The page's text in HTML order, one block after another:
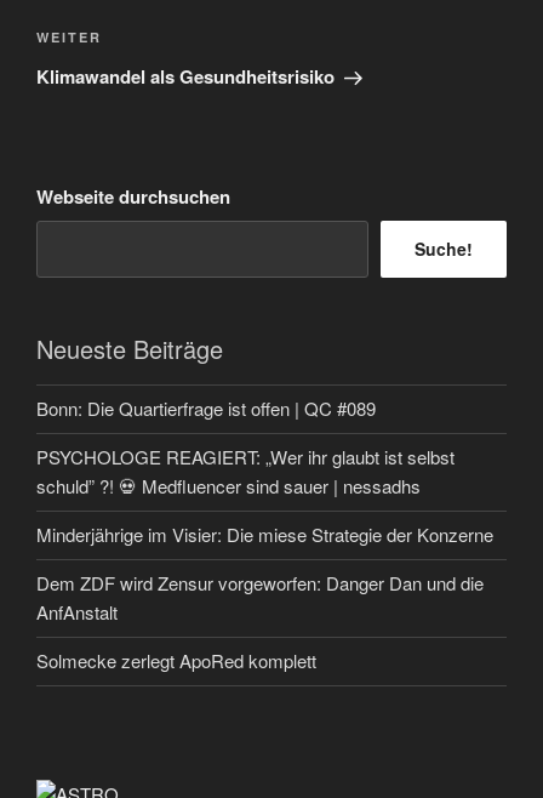
Nächster
Beitrag
WEITER
Klimawandel als Gesundheitsrisiko
Webseite durchsuchen
Suche!
Neueste Beiträge
Bonn: Die Quartierfrage ist offen | QC #089
PSYCHOLOGE REAGIERT: „Wer ihr glaubt ist selbst
schuld” ?! 💀 Medfluencer sind sauer | nessadhs
Minderjährige im Visier: Die miese Strategie der Konzerne
Dem ZDF wird Zensur vorgeworfen: Danger Dan und die
AnfAnstalt
Solmecke zerlegt ApoRed komplett